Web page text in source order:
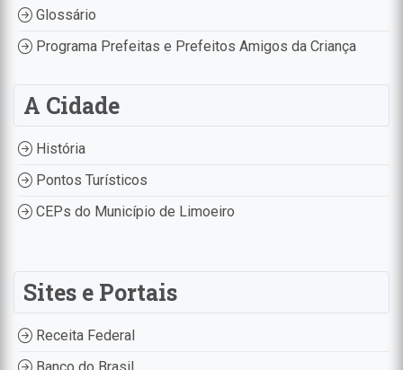
Glossário
Programa Prefeitas e Prefeitos Amigos da Criança
A Cidade
História
Pontos Turísticos
CEPs do Município de Limoeiro
Sites e Portais
Receita Federal